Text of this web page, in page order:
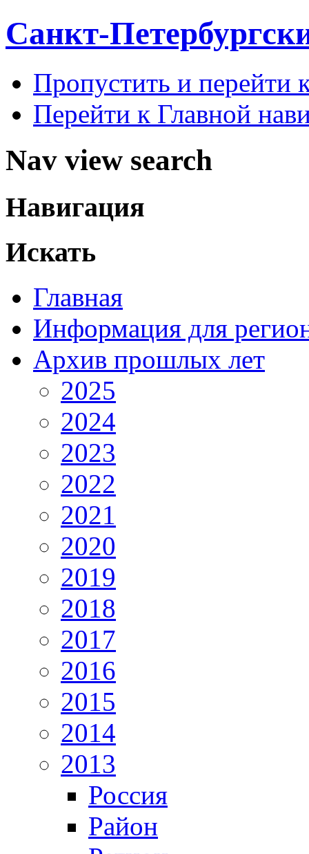
Санкт-
Пропустить и перейти
Перейти к Главной
Nav view search
Навигация
Искать
Главная
Информация для
Архив прошлых лет
2025
2024
2023
2022
2021
2020
2019
2018
2017
2016
2015
2014
2013
Россия
Район